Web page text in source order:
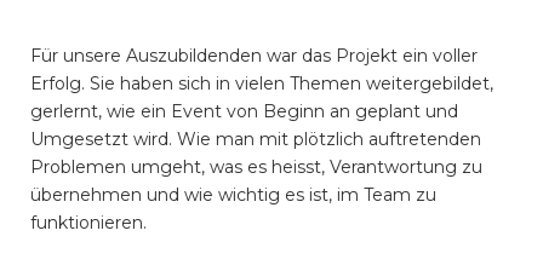
Für unsere Auszubildenden war das Projekt ein voller
Erfolg. Sie haben sich in vielen Themen weitergebildet,
gerlernt, wie ein Event von Beginn an geplant und
Umgesetzt wird. Wie man mit plötzlich auftretenden
Problemen umgeht, was es heisst, Verantwortung zu
übernehmen und wie wichtig es ist, im Team zu
funktionieren.